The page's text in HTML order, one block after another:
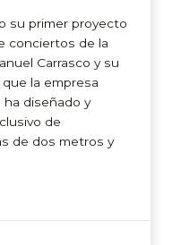
su primer proyecto
conciertos de la
Carrasco y su
que la empresa
ha diseñado y
de
de dos metros y